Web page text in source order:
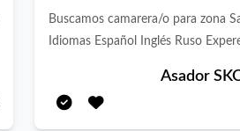
abre la puerta a nuevas
Experiencia previa en sala en
público es internacional). •
profesional. • Excelente
Buscamos camarera/o para zona
Idiomas Español Inglés Ruso
Asador